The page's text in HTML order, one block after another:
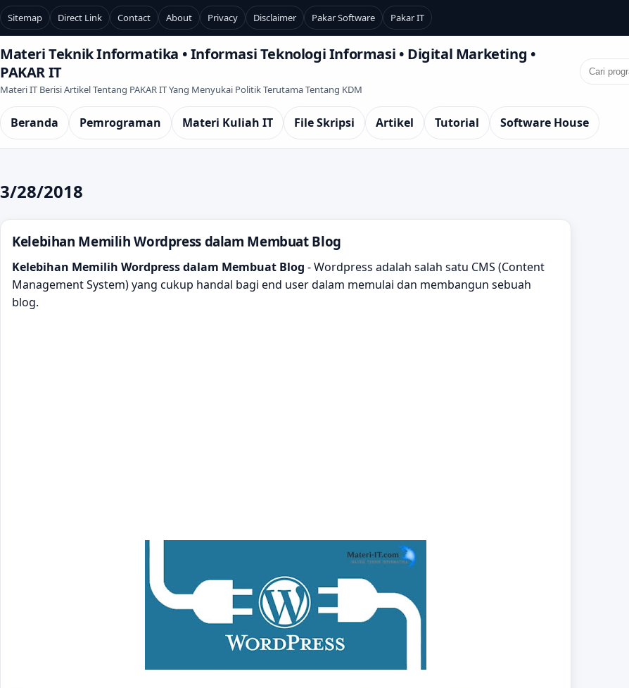
Sitemap Direct Link Contact About Privacy Disclaimer Pakar Software Pakar IT
Materi Teknik Informatika • Informasi Teknologi Informasi • Digital Marketing •
PAKAR IT
Materi IT Berisi Artikel Tentang PAKAR IT Yang Menyukai Politik Terutama Tentang KDM
Beranda Pemrograman Materi Kuliah IT File Skripsi Artikel Tutorial Software House
3/28/2018
Kelebihan Memilih Wordpress dalam Membuat Blog
Kelebihan Memilih Wordpress dalam Membuat Blog - Wordpress adalah salah satu CMS (Content
Management System) yang cukup handal bagi end user dalam memulai dan membangun sebuah
blog.